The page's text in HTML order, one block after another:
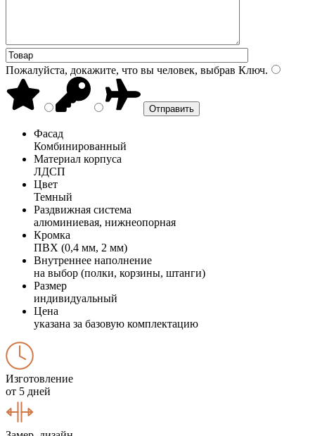
Пожалуйста, докажите, что вы человек, выбрав Ключ.
Фасад
Комбинированный
Материал корпуса
ЛДСП
Цвет
Темный
Раздвижная система
алюминиевая, нижнеопорная
Кромка
ПВХ (0,4 мм, 2 мм)
Внутреннее наполнение
на выбор (полки, корзины, штанги)
Размер
индивидуальный
Цена
указана за базовую комплектацию
Изготовление
от 5 дней